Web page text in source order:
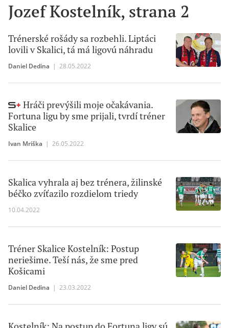
Jozef Kostelník, strana 2
Trénerské rošády sa rozbehli. Liptáci
lovili v Skalici, tá má ligovú náhradu
Daniel Dedina | 28.05.2022
Hráči prevýšili moje očakávania.
Fortuna ligu by sme prijali, tvrdí tréner
Skalice
Ivan Mriška | 26.05.2022
Skalica vyhrala aj bez trénera, žilinské
béčko zvíťazilo rozdielom triedy
10.04.2022
Tréner Skalice Kostelník: Postup
neriešime. Teší nás, že sme pred
Košicami
Daniel Dedina | 23.03.2022